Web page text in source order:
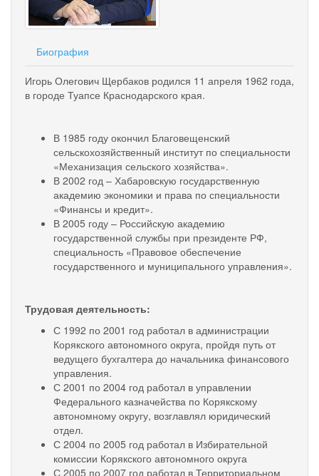
Биография
Игорь Олегович Щербаков родился 11 апреля 1962 года,
в городе Туапсе Краснодарского края.
В 1985 году окончил Благовещенский
сельскохозяйственный институт по специальности
«Механизация сельского хозяйства».
В 2002 год – Хабаровскую государственную
академию экономики и права по специальности
«Финансы и кредит».
В 2005 году – Российскую академию
государственной службы при президенте РФ,
специальность «Правовое обеспечение
государственного и муниципального управления».
Трудовая деятельность:
С 1992 по 2001 год работал в администрации
Корякского автономного округа, пройдя путь от
ведущего бухгалтера до начальника финансового
управления.
С 2001 по 2004 год работал в управлении
Федерального казначейства по Корякскому
автономному округу, возглавлял юридический
отдел.
С 2004 по 2005 год работал в Избирательной
комиссии Корякского автономного округа
С 2005 по 2007 год работал в Территориальном